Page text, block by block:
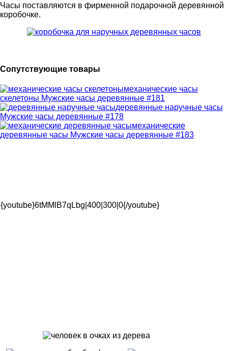
Часы поставляются в фирменной подарочной деревянной
коробочке.
Сопутствующие товары
механические часы
скелетоны Мужские часы деревянные #181
деревянные наручные часы
Мужские часы деревянные #178
механические
деревянные часы Мужские часы деревянные #183
{youtube}6tMMlB7qLbg|400|300|0{/youtube}